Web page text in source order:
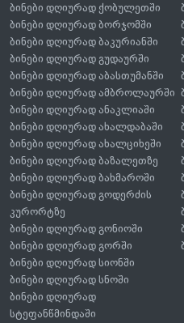
ბინები დღიურად ქობულეთში
ბინები დღიურად ბორჯომში
ბინები დღიურად ბაკურიანში
ბინები დღიურად გუდაურში
ბინები დღიურად აბასთუმანში
ბინები დღიურად ამბროლაურში
ბინები დღიურად ანაკლიაში
ბინები დღიურად ახალდაბაში
ბინები დღიურად ახალციხეში
ბინები დღიურად ბაზალეთზე
ბინები დღიურად ბახმაროში
ბინები დღიურად გოდერძის
კურორტზე
ბინები დღიურად გონიოში
ბინები დღიურად გორში
ბინები დღიურად სიონში
ბინები დღიურად სნოში
ბინები დღიურად
სტეფანწმინდაში